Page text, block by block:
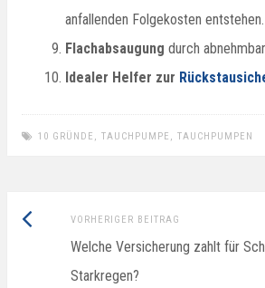
anfallenden Folgekosten entstehen.
Flachabsaugung durch
Idealer Helfer zur
10 GRÜNDE , TAUCHPUMPE , TAUCHPUMPEN
Beitragsnavigation
VORHERIGER BEITRAG
Beitrag:
Welche Versicherung zahlt für
Starkregen?